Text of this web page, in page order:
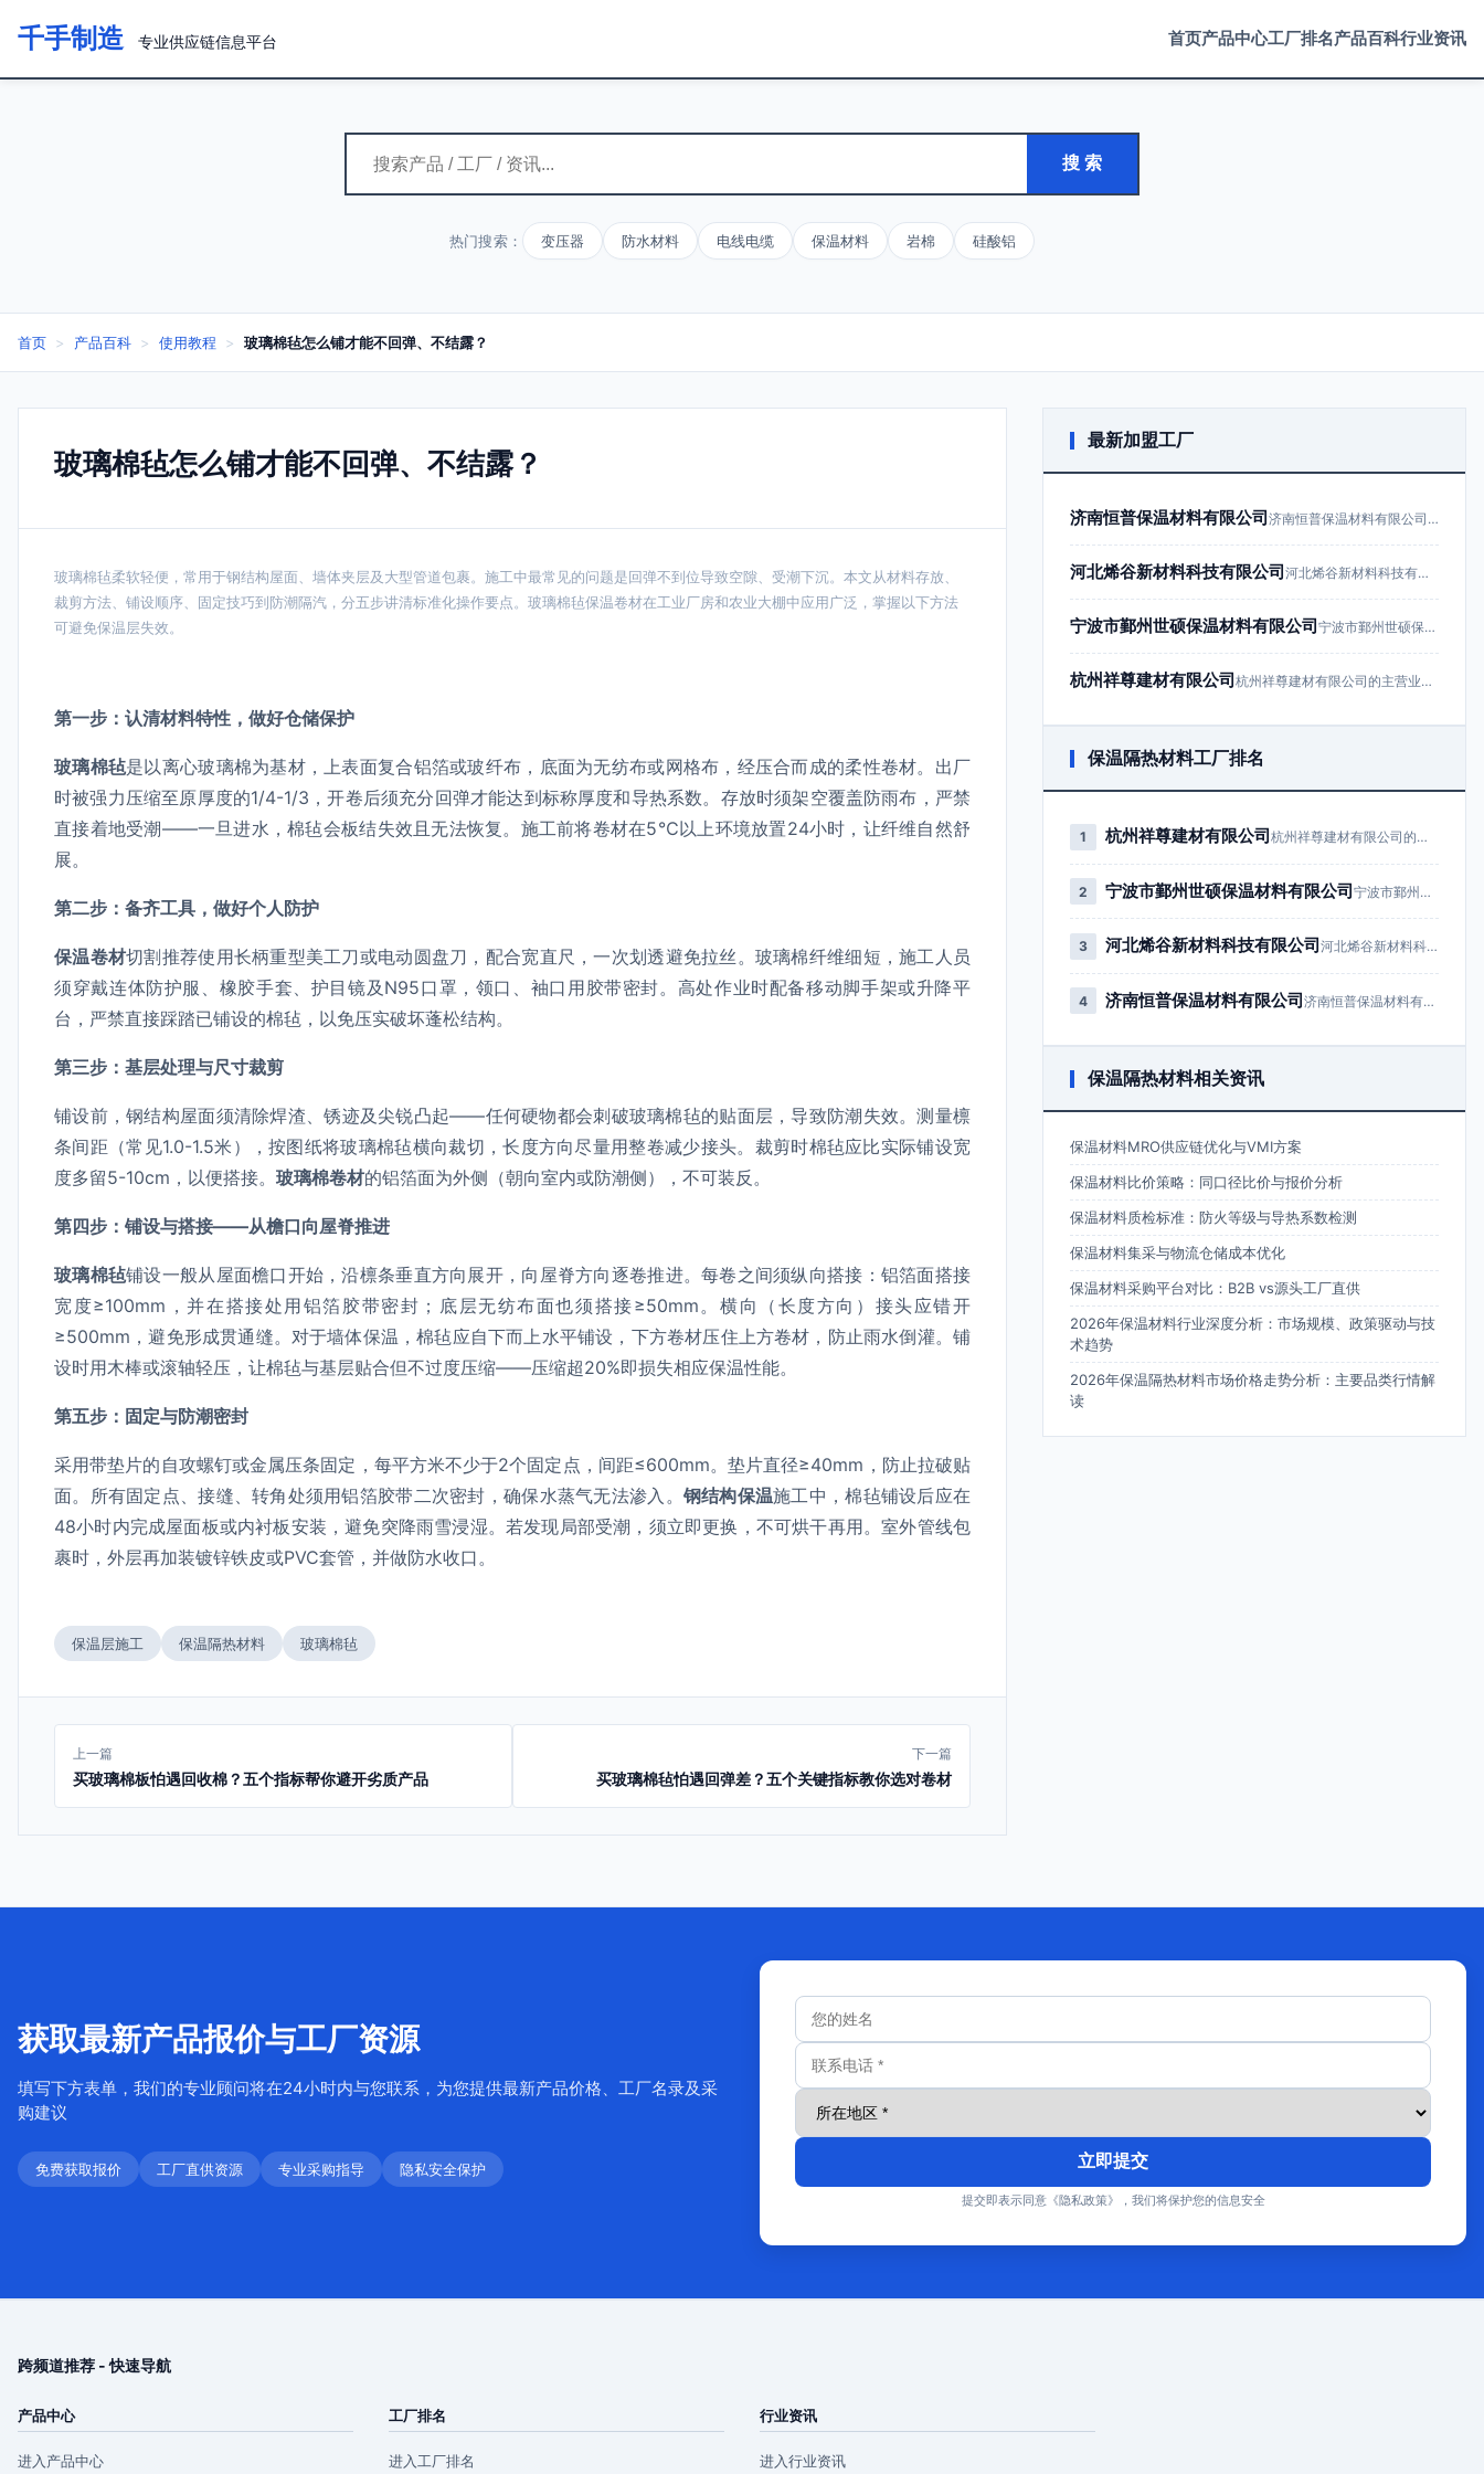
千手制造 专业供应链信息平台 首页产品中心工厂排名产品百科行业资讯
搜 索
热门搜索： 变压器 防水材料 电线电缆 保温材料 岩棉 硅酸铝
首页 > 产品百科 > 使用教程 > 玻璃棉毡怎么铺才能不回弹、不结露？
玻璃棉毡怎么铺才能不回弹、不结露？
玻璃棉毡柔软轻便，常用于钢结构屋面、墙体夹层及大型管道包裹。施工中最常见的问题是回弹不到位导致空隙、受潮下沉。本文从材料存放、
裁剪方法、铺设顺序、固定技巧到防潮隔汽，分五步讲清标准化操作要点。玻璃棉毡保温卷材在工业厂房和农业大棚中应用广泛，掌握以下方法
可避免保温层失效。
第一步：认清材料特性，做好仓储保护
玻璃棉毡是以离心玻璃棉为基材，上表面复合铝箔或玻纤布，底面为无纺布或网格布，经压合而成的柔性卷材。出厂
时被强力压缩至原厚度的1/4-1/3，开卷后须充分回弹才能达到标称厚度和导热系数。存放时须架空覆盖防雨布，严禁
直接着地受潮——一旦进水，棉毡会板结失效且无法恢复。施工前将卷材在5℃以上环境放置24小时，让纤维自然舒
展。
第二步：备齐工具，做好个人防护
保温卷材切割推荐使用长柄重型美工刀或电动圆盘刀，配合宽直尺，一次划透避免拉丝。玻璃棉纤维细短，施工人员
须穿戴连体防护服、橡胶手套、护目镜及N95口罩，领口、袖口用胶带密封。高处作业时配备移动脚手架或升降平
台，严禁直接踩踏已铺设的棉毡，以免压实破坏蓬松结构。
第三步：基层处理与尺寸裁剪
铺设前，钢结构屋面须清除焊渣、锈迹及尖锐凸起——任何硬物都会刺破玻璃棉毡的贴面层，导致防潮失效。测量檩
条间距（常见1.0-1.5米），按图纸将玻璃棉毡横向裁切，长度方向尽量用整卷减少接头。裁剪时棉毡应比实际铺设宽
度多留5-10cm，以便搭接。 玻璃棉卷材的铝箔面为外侧（朝向室内或防潮侧），不可装反。
第四步：铺设与搭接——从檐口向屋脊推进
玻璃棉毡铺设一般从屋面檐口开始，沿檩条垂直方向展开，向屋脊方向逐卷推进。每卷之间须纵向搭接：铝箔面搭接
宽度≥100mm，并在搭接处用铝箔胶带密封；底层无纺布面也须搭接≥50mm。横向（长度方向）接头应错开
≥500mm，避免形成贯通缝。对于墙体保温，棉毡应自下而上水平铺设，下方卷材压住上方卷材，防止雨水倒灌。铺
设时用木棒或滚轴轻压，让棉毡与基层贴合但不过度压缩——压缩超20%即损失相应保温性能。
第五步：固定与防潮密封
采用带垫片的自攻螺钉或金属压条固定，每平方米不少于2个固定点，间距≤600mm。垫片直径≥40mm，防止拉破贴
面。所有固定点、接缝、转角处须用铝箔胶带二次密封，确保水蒸气无法渗入。 钢结构保温施工中，棉毡铺设后应在
48小时内完成屋面板或内衬板安装，避免突降雨雪浸湿。若发现局部受潮，须立即更换，不可烘干再用。室外管线包
裹时，外层再加装镀锌铁皮或PVC套管，并做防水收口。
保温层施工 保温隔热材料 玻璃棉毡
上一篇
买玻璃棉板怕遇回收棉？五个指标帮你避开劣质产品
下一篇
买玻璃棉毡怕遇回弹差？五个关键指标教你选对卷材
最新加盟工厂
济南恒普保温材料有限公司 济南恒普保温材料有限公司成立于201…
河北烯谷新材料科技有限公司 河北烯谷新材料科技有限公司成立于20…
宁波市鄞州世硕保温材料有限公司 宁波市鄞州世硕保温材料有限公司成立于…
杭州祥尊建材有限公司 杭州祥尊建材有限公司的主营业务为建筑…
保温隔热材料工厂排名
1 杭州祥尊建材有限公司 杭州祥尊建材有限公司的主营业务为…
2 宁波市鄞州世硕保温材料有限公司 宁波市鄞州世硕保温材料有限公司成…
3 河北烯谷新材料科技有限公司 河北烯谷新材料科技有限公司成立于…
4 济南恒普保温材料有限公司 济南恒普保温材料有限公司成立于2…
保温隔热材料相关资讯
保温材料MRO供应链优化与VMI方案
保温材料比价策略：同口径比价与报价分析
保温材料质检标准：防火等级与导热系数检测
保温材料集采与物流仓储成本优化
保温材料采购平台对比：B2B vs源头工厂直供
2026年保温材料行业深度分析：市场规模、政策驱动与技
术趋势
2026年保温隔热材料市场价格走势分析：主要品类行情解
读
获取最新产品报价与工厂资源
填写下方表单，我们的专业顾问将在24小时内与您联系，为您提供最新产品价格、工厂名录及采
购建议
免费获取报价 工厂直供资源 专业采购指导 隐私安全保护 立即提交
提交即表示同意《隐私政策》，我们将保护您的信息安全
跨频道推荐 - 快速导航
产品中心
进入产品中心
工厂排名
进入工厂排名
行业资讯
进入行业资讯